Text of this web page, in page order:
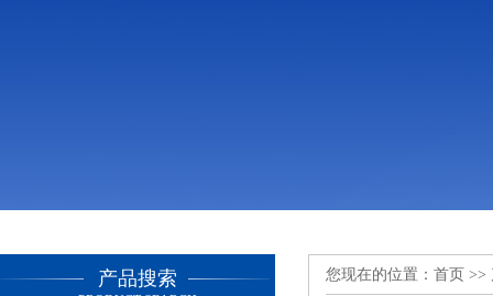
产品搜索 您现在的位置： 首页 >>